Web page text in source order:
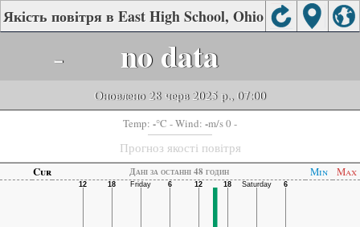
Якість повітря в East High School, Ohio
- no data
Оновлено 28 черв 2025 р., 07:00
Temp: -°C - Wind: -m/s 0 -
Прогноз якості повітря
Cur Дані за останні 48 годин Min Max